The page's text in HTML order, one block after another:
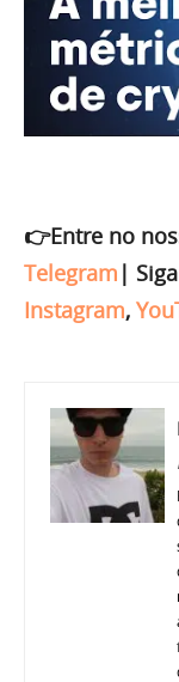
👉Entre no
Telegram |
Instagram,